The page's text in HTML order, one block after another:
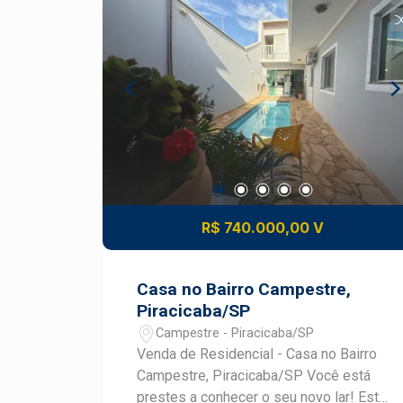
Lavabo - Sala integrada para dois
ambientes - Sacada - Cozinha com
armários planejados - Dormitórios com
armários planejados - Área de serviço -
2 vagas de garagem paralelas - Área
útil de 87 m² DIFERENCIAIS DO
IMÓVEL - Localizado no último andar,
garantindo mais privacidade - Vista
privilegiada e excelente ventilação
natural - Sol da manhã, proporcionando
ambientes mais agradáveis -
amplitude e convivência - Armários
planejados na cozinha e nas suítes -
Excelente aproveitamento dos espaços
internos LOCALIZAÇÃO E ACESSO -
Localizado no bairro Jardim Elite, uma
das regiões mais valorizadas de
R$ 740.000,00 V
Casa no Bairro Campestre,
Piracicaba/SP
Campestre - Piracicaba/SP
Venda de Residencial - Casa no Bairro
Campestre, Piracicaba/SP Você está
prestes a conhecer o seu novo lar! Esta